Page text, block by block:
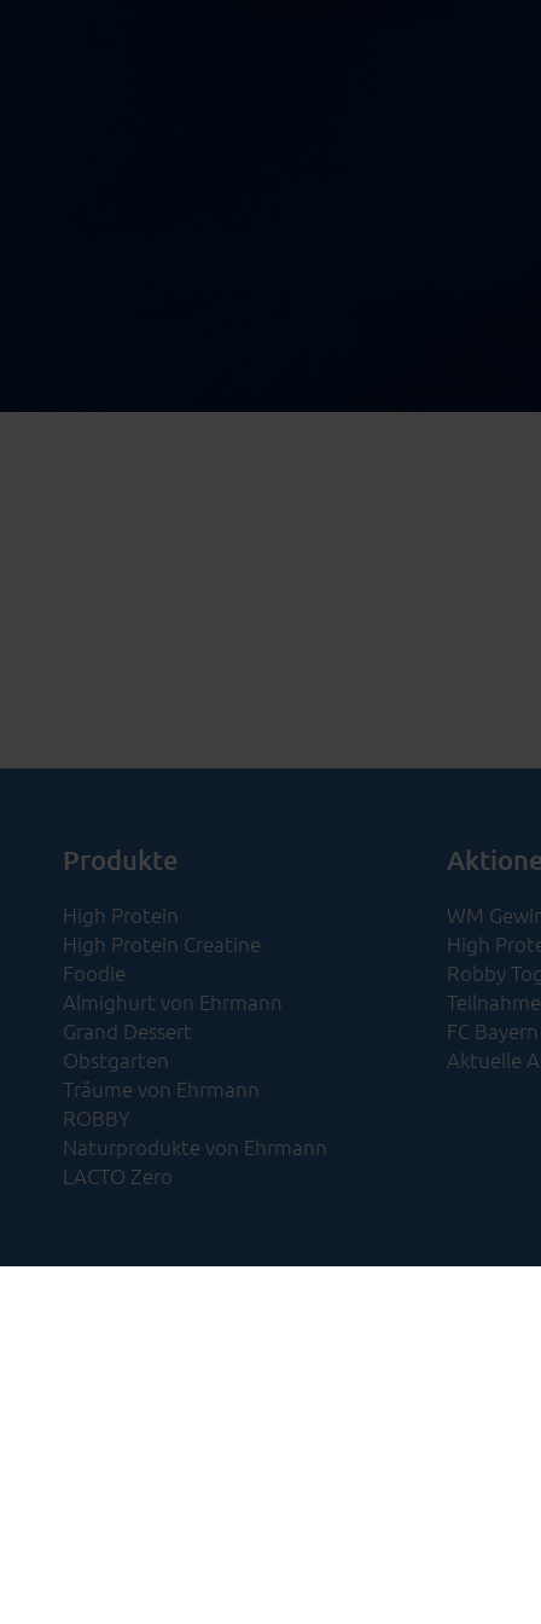
Produkte
High Protein
High Protein Creatine
Foodie
Almighurt von Ehrmann
Grand Dessert
Obstgarten
Träume von Ehrmann
ROBBY
Naturprodukte von Ehrmann
LACTO Zero
WM
High
Robby
FC
Aktuelle